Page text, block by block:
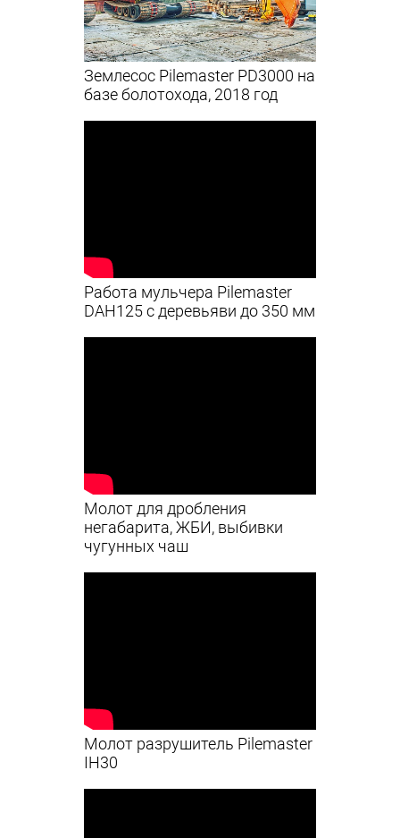
Землесос Pilemaster PD3000 на
базе болотохода, 2018 год
Работа мульчера Pilemaster
DAH125 с деревьяви до 350 мм
Молот для дробления
негабарита, ЖБИ, выбивки
чугунных чаш
Молот разрушитель Pilemaster
IH30